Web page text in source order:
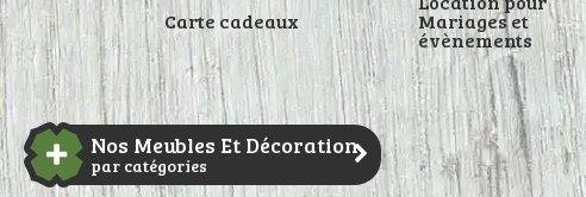
Carte cadeaux Mariages et
évènements
Nos Meubles Et Décoration
par catégories DÉCORATION